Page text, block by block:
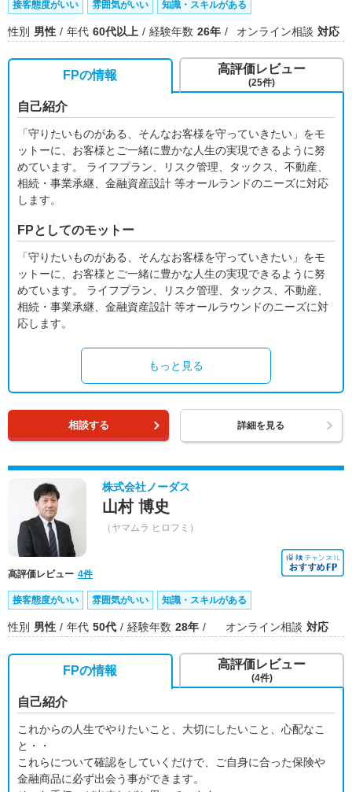
接客態度がいい 雰囲気がいい 知識・スキルがある
性別 男性 年代 60代以上 経験年数 26年 オンライン相談 対応
FPの情報
自己紹介
「守りたいものがある、そんなお客様を守っていきたい」をモ
ットーに、お客様とご一緒に豊かな人生の実現できるように努
めています。 ライフプラン、リスク管理、タックス、不動産、
相続・事業承継、金融資産設計 等オールランドのニーズに対応
します。
FPとしてのモットー
「守りたいものがある、そんなお客様を守っていきたい」をモ
ットーに、お客様とご一緒に豊かな人生の実現できるように努
めています。 ライフプラン、リスク管理、タックス、不動産、
相続・事業承継、金融資産設計 等オールラウンドのニーズに対
応します。
もっと見る
高評価レビュー
(25件)
相談する 詳細を見る
株式会社ノーダス
山村 博史
（ヤマムラ ヒロフミ）
高評価レビュー 4件
接客態度がいい 雰囲気がいい 知識・スキルがある
性別 男性 年代 50代 経験年数 28年 オンライン相談 対応
FPの情報
自己紹介
これからの人生でやりたいこと、大切にしたいこと、心配なこ
と・・
これらについて確認をしていくだけで、ご自身に合った保険や
金融商品に必ず出会う事ができます。
高評価レビュー
(4件)